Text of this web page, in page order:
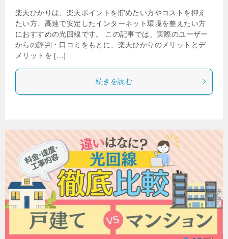
楽天ひかりは、楽天ポイントを貯めたい方やコストを抑え
たい方、高速で安定したインターネット環境を整えたい方
におすすめの光回線です。 この記事では、実際のユーザー
からの評判・口コミをもとに、楽天ひかりのメリットとデ
メリットを […]
続きを読む